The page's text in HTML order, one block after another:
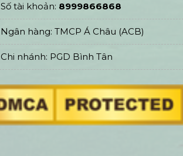
Số tài khoản: 8999866868
Ngân hàng: TMCP Á Châu (ACB)
Chi nhánh: PGD Bình Tân